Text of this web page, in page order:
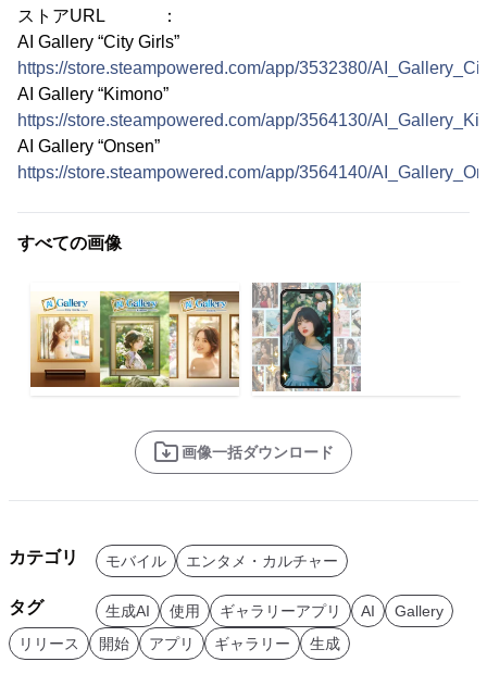
ストアURL ：
AI Gallery “City Girls”
https://store.steampowered.com/app/3532380/
AI Gallery “Kimono”
https://store.steampowered.com/app/3564130/
AI Gallery “Onsen”
https://store.steampowered.com/app/3564140/
すべての画像
画像一括ダウンロード
カテゴリ モバイル エンタメ・カルチャー
タグ 生成AI 使用 ギャラリーアプリ AI
Gallery
リリース
開始 アプリ ギャラリー 生成